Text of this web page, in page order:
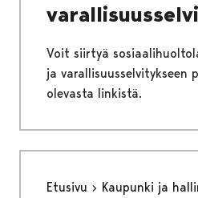
Voit siirtyä
ja varallisuusselvitykseen
olevasta linkistä.
Etusivu Kaupunki ja